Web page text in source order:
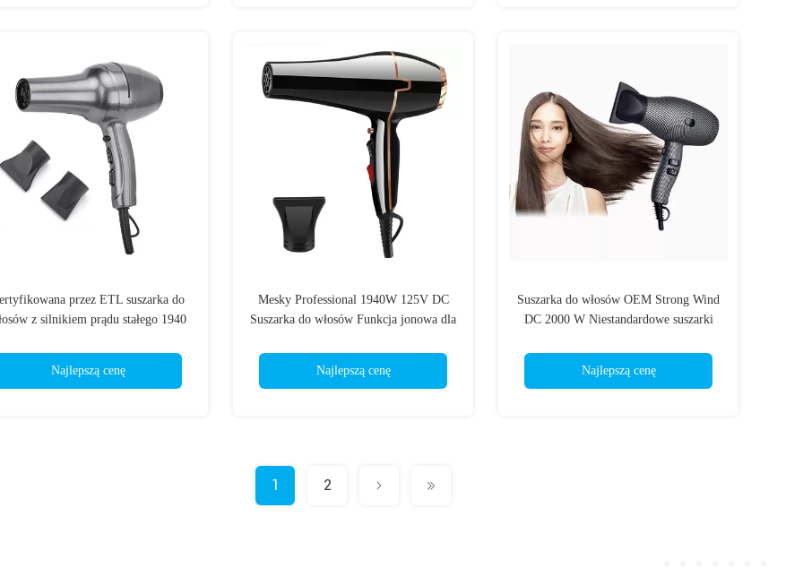
przez ETL suszarka do
z silnikiem prądu stałego 1940
Najlepszą cenę
Mesky Professional 1940W 125V DC
Suszarka do włosów Funkcja jonowa dla
Najlepszą cenę
Suszarka do włosów OEM Strong Wind
DC 2000 W Niestandardowe suszarki
Najlepszą cenę
1 2